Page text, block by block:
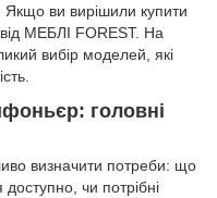
Якщо ви вирішили купити
від МЕБЛІ FOREST. На
вибір моделей, які
головні
визначити потреби: що
доступно, чи потрібні